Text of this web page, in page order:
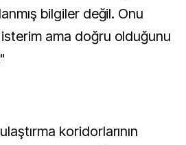
bilgiler değil. Onu
ama doğru olduğunu
koridorlarının